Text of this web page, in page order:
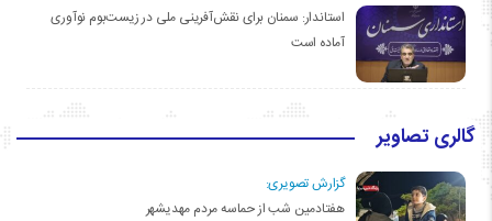
استاندار: سمنان برای نقش‌آفرینی ملی در زیست‌بوم نوآوری
آماده است
گالری تصاویر
گزارش تصویری:
هفتادمین شب از حماسه مردم مهدیشهر